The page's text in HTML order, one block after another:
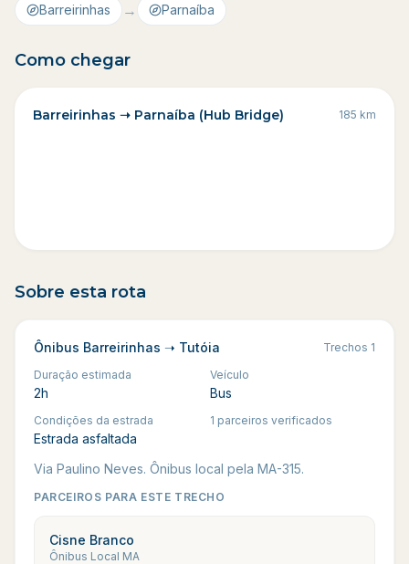
Barreirinhas → Parnaíba
Como chegar
Barreirinhas ➝ Parnaíba (Hub Bridge) 185 km
Sobre esta rota
Ônibus Barreirinhas ➝ Tutóia Trechos 1
Duração estimada
2h
Veículo
Bus
Condições da estrada
Estrada asfaltada
1 parceiros verificados
Via Paulino Neves. Ônibus local pela MA-315.
PARCEIROS PARA ESTE TRECHO
Cisne Branco
Ônibus Local MA